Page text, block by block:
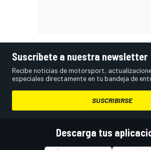
Suscríbete a nuestra newsletter
Recibe noticias de motorsport,
especiales directamente en tu bandeja de
SUSCRIBIRSE
Descarga tus